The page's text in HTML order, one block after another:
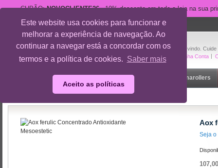
Este website usa cookies para funcionar e
melhorar a experiência de navegação. Ao
continuar a navegar está a concordar com os
termos e a política de cookies. Saber mais
Aceito as políticas
CUPÃO:NOVOCLIENTE26- 10% desconto em toda a loja na sua
Bem-vindo.
A Minha Conta
suporte@cuidedesi.pt
+351 918 595 801
Rosto Dermarollers
Aox ferulic Concentrado Antioxidante
Aox
Seja o